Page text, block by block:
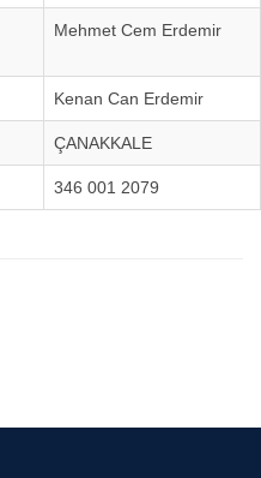
Mehmet Cem Erdemir
Kenan Can Erdemir
ÇANAKKALE
346 001 2079